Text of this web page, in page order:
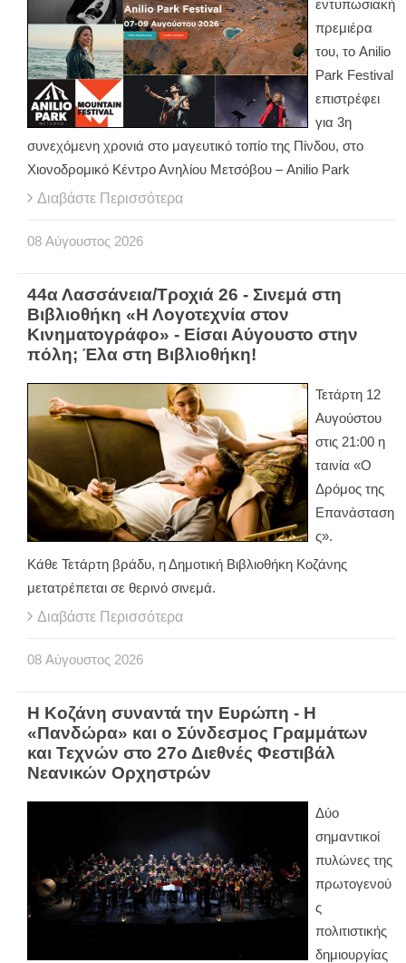
εντυπωσιακή
πρεμιέρα
του, το Anilio
Park Festival
επιστρέφει
για 3η
συνεχόμενη χρονιά στο μαγευτικό τοπίο της Πίνδου, στο
Χιονοδρομικό Κέντρο Ανηλίου Μετσόβου – Anilio Park
Διαβάστε Περισσότερα
08 Αύγουστος 2026
44α Λασσάνεια/Τροχιά 26 - Σινεμά στη
Βιβλιοθήκη «Η Λογοτεχνία στον
Κινηματογράφο» - Είσαι Αύγουστο στην
πόλη; Έλα στη Βιβλιοθήκη!
Τετάρτη 12
Αυγούστου
στις 21:00 η
ταινία «Ο
Δρόμος της
Επανάσταση
ς».
Κάθε Τετάρτη βράδυ, η Δημοτική Βιβλιοθήκη Κοζάνης
μετατρέπεται σε θερινό σινεμά.
Διαβάστε Περισσότερα
08 Αύγουστος 2026
Η Κοζάνη συναντά την Ευρώπη - Η
«Πανδώρα» και ο Σύνδεσμος Γραμμάτων
και Τεχνών στο 27ο Διεθνές Φεστιβάλ
Νεανικών Ορχηστρών
Δύο
σημαντικοί
πυλώνες της
πρωτογενού
ς
πολιτιστικής
δημιουργίας